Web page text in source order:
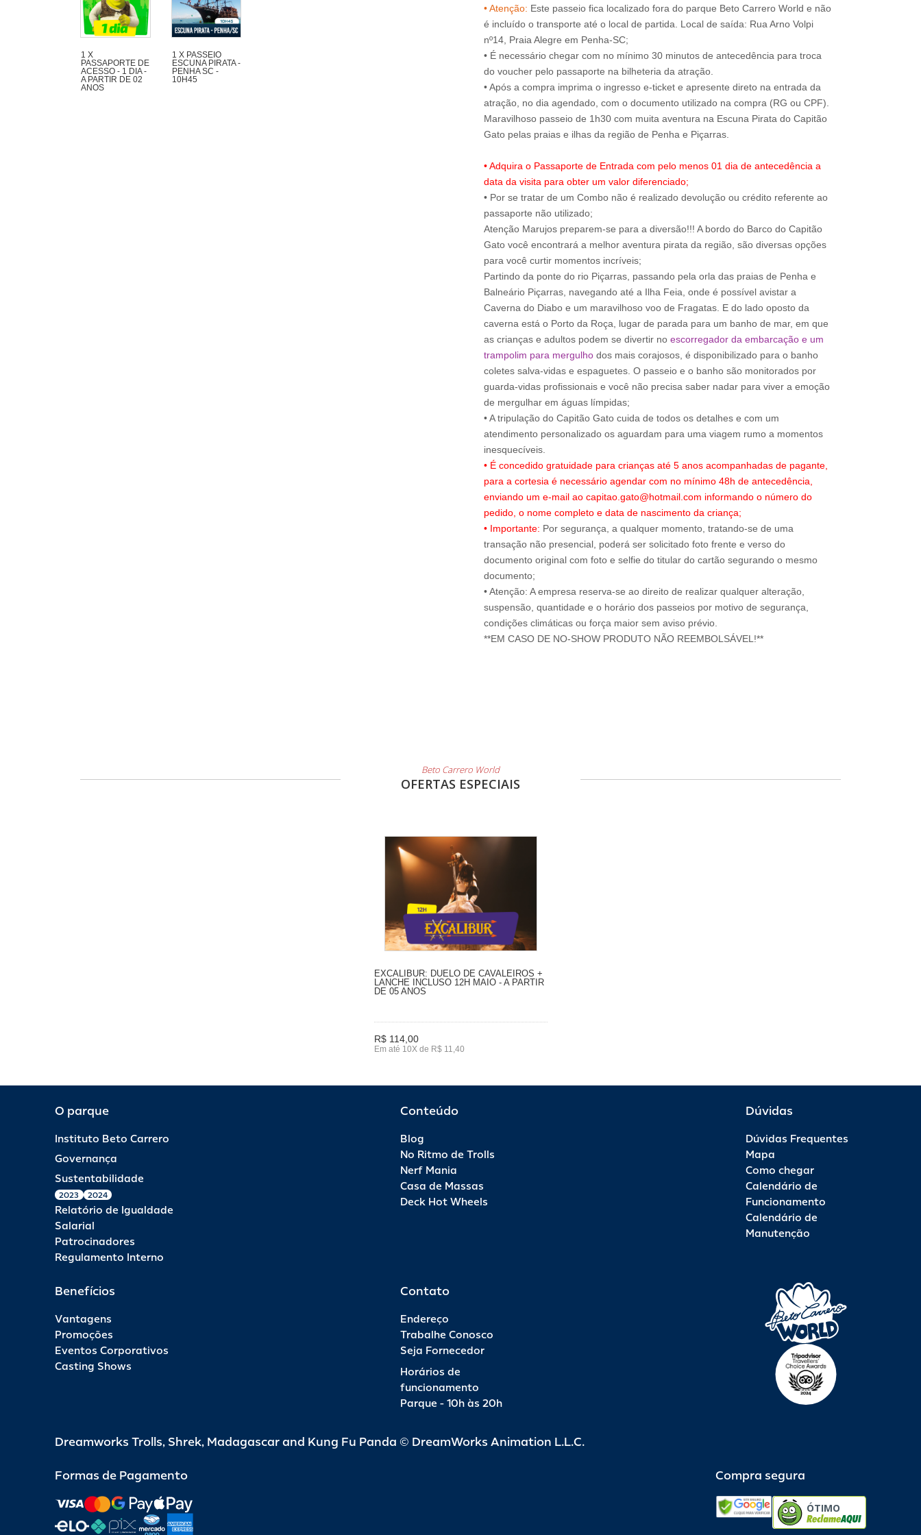
1 X
PASSAPORTE DE
ACESSO - 1 DIA -
A PARTIR DE 02
ANOS
1 X PASSEIO
ESCUNA PIRATA -
PENHA SC -
10H45
• Atenção: Este passeio fica localizado fora do parque Beto Carrero World e não
é incluído o transporte até o local de partida. Local de saída: Rua Arno Volpi
nº14, Praia Alegre em Penha-SC;
• É necessário chegar com no mínimo 30 minutos de antecedência para troca
do voucher pelo passaporte na bilheteria da atração.
• Após a compra imprima o ingresso e-ticket e apresente direto na entrada da
atração, no dia agendado, com o documento utilizado na compra (RG ou CPF).
Maravilhoso passeio de 1h30 com muita aventura na Escuna Pirata do Capitão
• Adquira o Passaporte de Entrada com pelo menos 01 dia de antecedência a
data da visita para obter um valor diferenciado;
• Por se tratar de um Combo não é realizado devolução ou crédito referente ao
passaporte não utilizado;
Atenção Marujos preparem-se para a diversão!!! A bordo do Barco do Capitão
Gato você encontrará a melhor aventura pirata da região, são diversas opções
para você curtir momentos incríveis;
Partindo da ponte do rio Piçarras, passando pela orla das praias de Penha e
Balneário Piçarras, navegando até a Ilha Feia, onde é possível avistar a
Caverna do Diabo e um maravilhoso voo de Fragatas. E do lado oposto da
caverna está o Porto da Roça, lugar de parada para um banho de mar, em que
as crianças e adultos podem se divertir no escorregador da embarcação e um
trampolim para mergulhodos mais corajosos, é disponibilizado para o banho
coletes salva-vidas e espaguetes. O passeio e o banho são monitorados por
guarda-vidas profissionais e você não precisa saber nadar para viver a emoção
de mergulhar em águas límpidas;
• A tripulação do Capitão Gato cuida de todos os detalhes e com um
atendimento personalizado os aguardam para uma viagem rumo a momentos
• É concedido gratuidade para crianças até 5 anos acompanhadas de pagante,
para a cortesia é necessário agendar com no mínimo 48h de antecedência,
enviando um e-mail ao capitao.gato@hotmail.com informando o número do
pedido, o nome completo e data de nascimento da criança;
• Importante: Por segurança, a qualquer momento, tratando-se de uma
transação não presencial, poderá ser solicitado foto frente e verso do
documento original com foto e selfie do titular do cartão segurando o mesmo
documento;
• Atenção: A empresa reserva-se ao direito de realizar qualquer alteração,
suspensão, quantidade e o horário dos passeios por motivo de segurança,
condições climáticas ou força maior sem aviso prévio.
**EM CASO DE NO-SHOW PRODUTO NÃO REEMBOLSÁVEL!**
Beto Carrero World
OFERTAS ESPECIAIS
EXCALIBUR: DUELO DE CAVALEIROS +
LANCHE INCLUSO 12H MAIO - A PARTIR
DE 05 ANOS
R$ 114,00
Em até 10X de R$ 11,40
O parque
Instituto Beto Carrero
Governança
Sustentabilidade
2023 2024
Relatório de Igualdade
Salarial
Patrocinadores
Regulamento Interno
Conteúdo
Blog
No Ritmo de Trolls
Nerf Mania
Casa de Massas
Deck Hot Wheels
Dúvidas
Dúvidas Frequentes
Mapa
Como chegar
Calendário de
Funcionamento
Calendário de
Manutenção
Benefícios
Vantagens
Promoções
Eventos Corporativos
Casting Shows
Contato
Endereço
Trabalhe Conosco
Seja Fornecedor
Horários de
funcionamento
Parque - 10h às 20h
Dreamworks Trolls, Shrek, Madagascar and Kung Fu Panda © DreamWorks Animation L.L.C.
Formas de Pagamento Compra segura
ÓTIMO